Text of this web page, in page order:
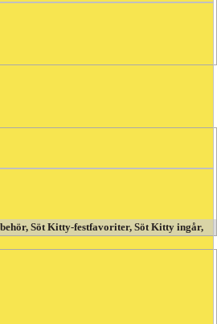
Söt Kitty-festfavoriter, Söt Kitty ingår,